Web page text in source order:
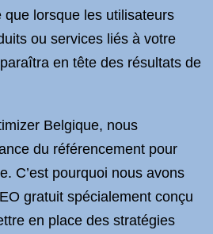
que lorsque les utilisateurs
ou services liés à votre
en tête des résultats de
Belgique, nous
du référencement pour
C’est pourquoi nous avons
gratuit spécialement conçu
en place des stratégies